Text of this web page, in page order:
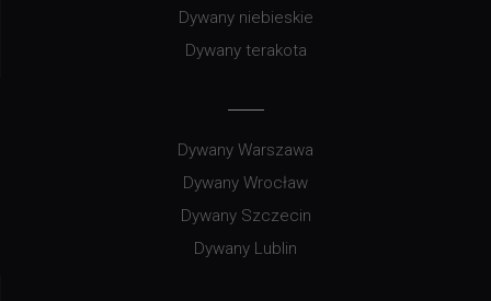
Dywany niebieskie
Dywany terakota
Dywany Warszawa
Dywany Wrocław
Dywany Szczecin
Dywany Lublin